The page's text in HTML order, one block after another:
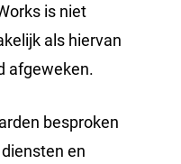
is niet
als hiervan
afgeweken.
besproken
en